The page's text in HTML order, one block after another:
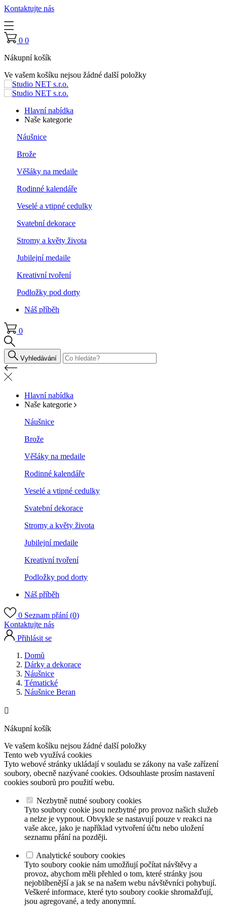
Kontaktujte nás
0 0
Nákupní košík
Ve vašem košíku nejsou žádné další položky
Hlavní nabídka
Naše kategorie
Náušnice
Brože
Věšáky na medaile
Rodinné kalendáře
Veselé a vtipné cedulky
Svatební dekorace
Stromy a květy života
Jubilejní medaile
Kreativní tvoření
Podložky pod dorty
Náš příběh
0
Vyhledávání
Hlavní nabídka
Naše kategorie
Náušnice
Brože
Věšáky na medaile
Rodinné kalendáře
Veselé a vtipné cedulky
Svatební dekorace
Stromy a květy života
Jubilejní medaile
Kreativní tvoření
Podložky pod dorty
Náš příběh
0 Seznam přání (0)
Kontaktujte nás
Přihlásit se
Domů
Dárky a dekorace
Náušnice
Tématické
Náušnice Beran

Nákupní košík
Ve vašem košíku nejsou žádné další položky
Tento web využívá cookies
Tyto webové stránky ukládají v souladu se zákony na vaše zařízení
soubory, obecně nazývané cookies. Odsouhlaste prosím nastavení
cookies souborů pro použití webu.
Nezbytně nutné soubory cookies
Tyto soubory cookie jsou nezbytné pro provoz našich služeb
a nelze je vypnout. Obvykle se nastavují pouze v reakci na
vaše akce, jako je například vytvoření účtu nebo uložení
seznamu přání na později.
Analytické soubory cookies
Tyto soubory cookie nám umožňují počítat návštěvy a
provoz, abychom měli přehled o tom, které stránky jsou
nejoblíbenější a jak se na našem webu návštěvníci pohybují.
Veškeré informace, které tyto soubory cookie shromažďují,
jsou agregované, a tedy anonymní.